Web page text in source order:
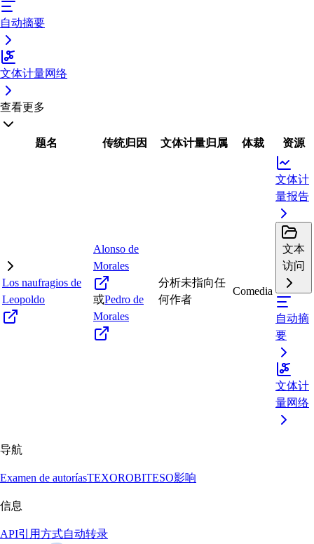
自动摘要
文体计量网络
查看更多
题名 传统归因 文体计量归属 体裁 资源
Los naufragios de
Leopoldo
Alonso de
Morales
或Pedro de
Morales
分析未指向任
何作者
Comedia
文体计
量报告
文本
访问
自动摘
要
文体计
量网络
导航
Examen de autoríasTEXOROBITESO影响
信息
API引用方式自动转录